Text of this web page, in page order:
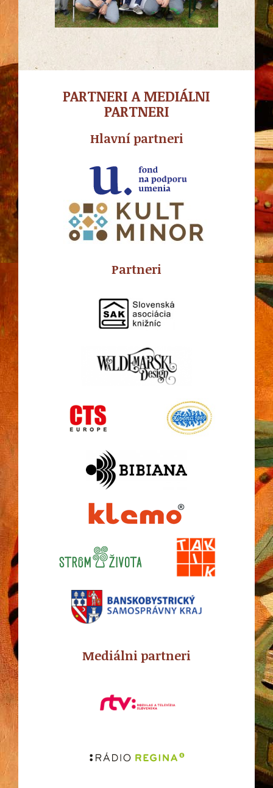
PARTNERI A MEDIÁLNI
PARTNERI
Hlavní partneri
Partneri
Mediálni partneri